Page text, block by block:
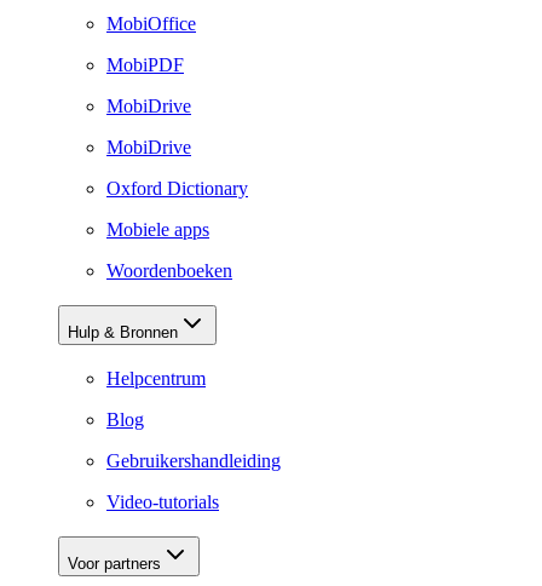
MobiOffice
MobiPDF
MobiDrive
MobiDrive
Oxford Dictionary
Mobiele apps
Woordenboeken
Hulp & Bronnen
Helpcentrum
Blog
Gebruikershandleiding
Video-tutorials
Voor partners